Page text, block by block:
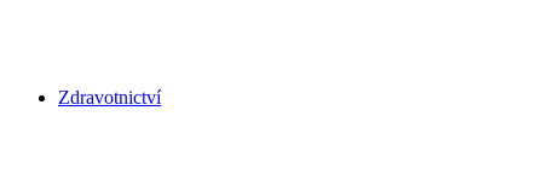
Zdravotnictví